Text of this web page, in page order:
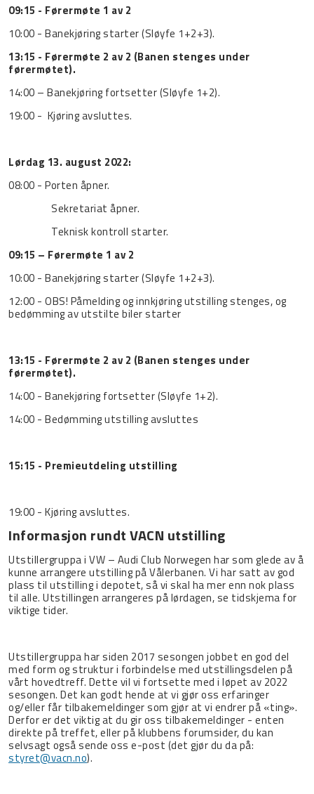
09:15 - Førermøte 1 av 2
10:00 - Banekjøring starter (Sløyfe 1+2+3).
13:15 - Førermøte 2 av 2 (Banen stenges under
førermøtet).
14:00 – Banekjøring fortsetter (Sløyfe 1+2).
19:00 - Kjøring avsluttes.
Lørdag 13. august 2022:
08:00 - Porten åpner.
Sekretariat åpner.
Teknisk kontroll starter.
09:15 – Førermøte 1 av 2
10:00 - Banekjøring starter (Sløyfe 1+2+3).
12:00 - OBS! Påmelding og innkjøring utstilling stenges, og
bedømming av utstilte biler starter
13:15 - Førermøte 2 av 2 (Banen stenges under
førermøtet).
14:00 - Banekjøring fortsetter (Sløyfe 1+2).
14:00 - Bedømming utstilling avsluttes
15:15 - Premieutdeling utstilling
19:00 - Kjøring avsluttes.
Informasjon rundt VACN utstilling
Utstillergruppa i VW – Audi Club Norwegen har som glede av å
kunne arrangere utstilling på Vålerbanen. Vi har satt av god
plass til utstilling i depotet, så vi skal ha mer enn nok plass
til alle. Utstillingen arrangeres på lørdagen, se tidskjema for
viktige tider.
Utstillergruppa har siden 2017 sesongen jobbet en god del
med form og struktur i forbindelse med utstillingsdelen på
vårt hovedtreff. Dette vil vi fortsette med i løpet av 2022
sesongen. Det kan godt hende at vi gjør oss erfaringer
og/eller får tilbakemeldinger som gjør at vi endrer på «ting».
Derfor er det viktig at du gir oss tilbakemeldinger - enten
direkte på treffet, eller på klubbens forumsider, du kan
selvsagt også sende oss e-post (det gjør du da på:
styret@vacn.no).